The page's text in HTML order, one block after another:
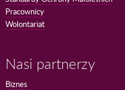
Pracownicy
Wolontariat
Nasi partnerzy
Biznes